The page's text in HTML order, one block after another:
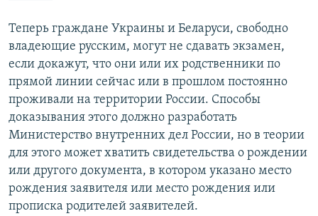
Теперь граждане Украины и Беларуси, свободно
владеющие русским, могут не сдавать экзамен,
если докажут, что они или их родственники по
прямой линии сейчас или в прошлом постоянно
проживали на территории России. Способы
доказывания этого должно разработать
Министерство внутренних дел России, но в теории
для этого может хватить свидетельства о рождении
или другого документа, в котором указано место
рождения заявителя или место рождения или
прописка родителей заявителей.